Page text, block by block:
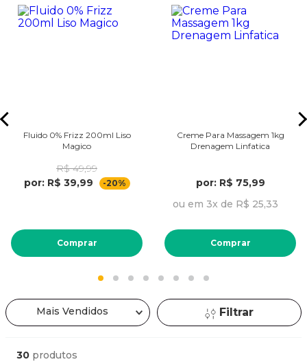
Fluido 0% Frizz 200ml Liso
Magico
R$ 49,99
por: R$ 39,99
-20%
Comprar
Creme Para Massagem 1kg
Drenagem Linfatica
por: R$ 75,99
ou em 3x de R$ 25,33
Comprar
Mais Vendidos Filtrar
30 produtos